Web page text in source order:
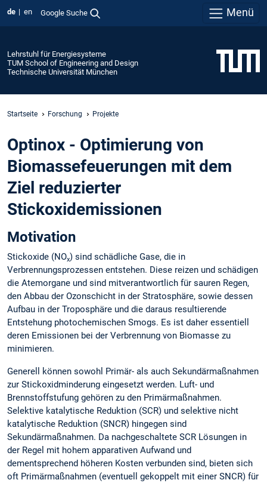
de en Google Suche Menü
Lehrstuhl für Energiesysteme
TUM School of Engineering and Design
Technische Universität München
Startseite Forschung Projekte
Optinox - Optimierung von
Biomassefeuerungen mit dem
Ziel reduzierter
Stickoxidemissionen
Motivation
Stickoxide (NOx) sind schädliche Gase, die in
Verbrennungsprozessen entstehen. Diese reizen und schädigen
die Atemorgane und sind mitverantwortlich für sauren Regen,
den Abbau der Ozonschicht in der Stratosphäre, sowie dessen
Aufbau in der Troposphäre und die daraus resultierende
Entstehung photochemischen Smogs. Es ist daher essentiell
deren Emissionen bei der Verbrennung von Biomasse zu
minimieren.
Generell können sowohl Primär- als auch Sekundärmaßnahmen
zur Stickoxidminderung eingesetzt werden. Luft- und
Brennstoffstufung gehören zu den Primärmaßnahmen.
Selektive katalytische Reduktion (SCR) und selektive nicht
katalytische Reduktion (SNCR) hingegen sind
Sekundärmaßnahmen. Da nachgeschaltete SCR Lösungen in
der Regel mit hohem apparativen Aufwand und
dementsprechend höheren Kosten verbunden sind, bieten sich
oft Primärmaßnahmen (eventuell gekoppelt mit einer SNCR) für